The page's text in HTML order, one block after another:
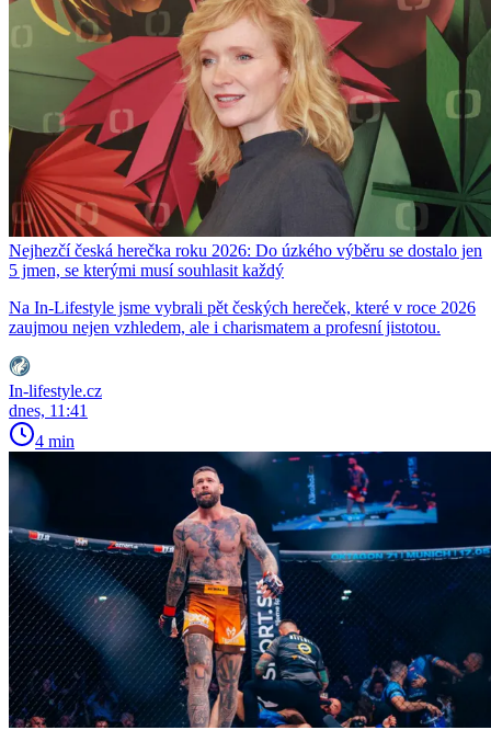
Nejhezčí česká herečka roku 2026: Do úzkého výběru se dostalo jen
5 jmen, se kterými musí souhlasit každý
Na In-Lifestyle jsme vybrali pět českých hereček, které v roce 2026
zaujmou nejen vzhledem, ale i charismatem a profesní jistotou.
In-lifestyle.cz
dnes, 11:41
4 min